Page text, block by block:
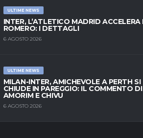
ULTIME NEWS
INTER, L’ATLETICO MADRID ACCELERA
ROMERO: I DETTAGLI
6 AGOSTO 2026
ULTIME NEWS
MILAN-INTER, AMICHEVOLE A PERTH SI
CHIUDE IN PAREGGIO: IL COMMENTO DI
AMORIM E CHIVU
6 AGOSTO 2026